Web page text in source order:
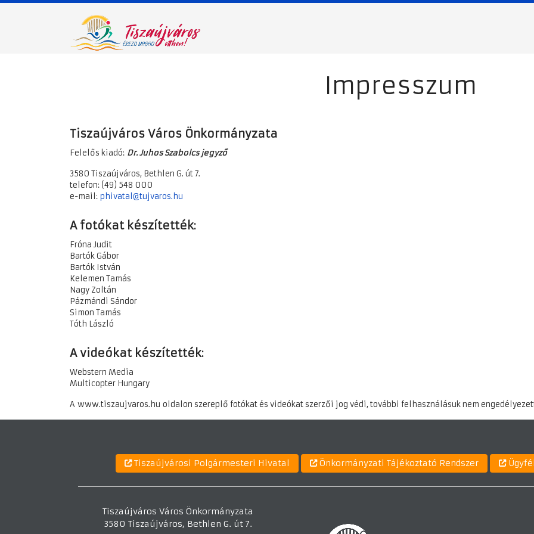
Impresszum
Tiszaújváros Város Önkormányzata
Felelős kiadó: Dr. Juhos Szabolcs jegyző
3580 Tiszaújváros, Bethlen G. út 7.
telefon: (49) 548 000
e-mail: phivatal@tujvaros.hu
A fotókat készítették:
Fróna Judit
Bartók Gábor
Bartók István
Kelemen Tamás
Nagy Zoltán
Pázmándi Sándor
Simon Tamás
Tóth László
A videókat készítették:
Webstern Media
Multicopter Hungary
A www.tiszaujvaros.hu oldalon szereplő fotókat és videókat szerzői jog védi, további felhasználásuk nem
Tiszaújvárosi Polgármesteri Hivatal Önkormányzati Tájékoztató Rendszer
Tiszaújváros Város Önkormányzata
3580 Tiszaújváros, Bethlen G. út 7.